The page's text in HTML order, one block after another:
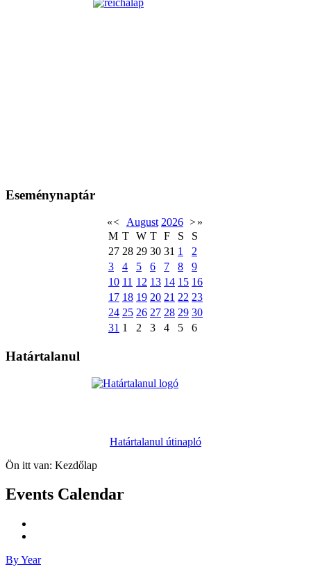
Eseménynaptár
«< August 2026 >»
M T W T F S
S
27 28 29 30 31 1
2
3
4 5 6 7 8
9
10 11 12 13 14 15 16
17 18 19 20 21 22 23
24 25 26 27 28 29 30
31 1 2 3 4 5 6
Határtalanul
Határtalanul útinapló
Ön itt van: Kezdőlap
Events Calendar
By Year